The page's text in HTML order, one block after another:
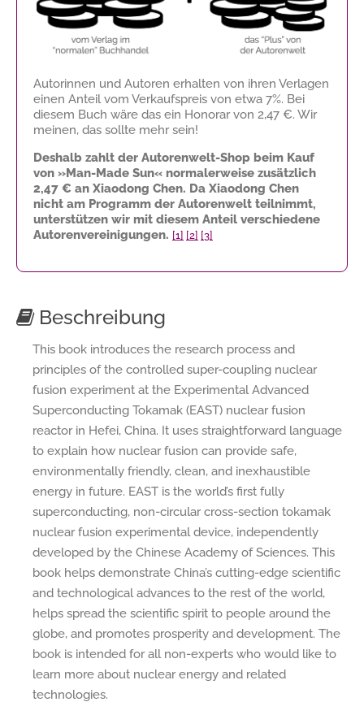
Autorinnen und Autoren erhalten von ihren Verlagen
einen Anteil vom Verkaufspreis von etwa 7%. Bei
diesem Buch wäre das ein Honorar von 2,47 €. Wir
meinen, das sollte mehr sein!
Deshalb zahlt der Autorenwelt-Shop beim Kauf
von »Man-Made Sun« normalerweise zusätzlich
2,47 € an Xiaodong Chen. Da Xiaodong Chen
nicht am Programm der Autorenwelt teilnimmt,
unterstützen wir mit diesem Anteil verschiedene
Autorenvereinigungen. [1] [2] [3]
Beschreibung
This book introduces the research process and
principles of the controlled super-coupling nuclear
fusion experiment at the Experimental Advanced
Superconducting Tokamak (EAST) nuclear fusion
reactor in Hefei, China. It uses straightforward language
to explain how nuclear fusion can provide safe,
environmentally friendly, clean, and inexhaustible
energy in future. EAST is the world’s first fully
superconducting, non-circular cross-section tokamak
nuclear fusion experimental device, independently
developed by the Chinese Academy of Sciences. This
book helps demonstrate China’s cutting-edge scientific
and technological advances to the rest of the world,
helps spread the scientific spirit to people around the
globe, and promotes prosperity and development. The
book is intended for all non-experts who would like to
learn more about nuclear energy and related
technologies.